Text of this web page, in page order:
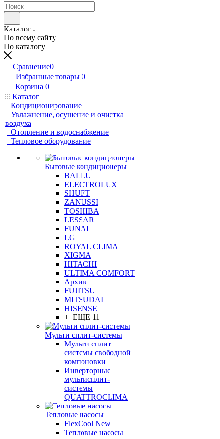
Каталог
По всему сайту
По каталогу
Сравнение0
Избранные товары 0
Корзина 0
Каталог
Кондиционирование
Увлажнение, осушение и очистка
воздуха
Отопление и водоснабжение
Тепловое оборудование
Бытовые кондиционеры
BALLU
ELECTROLUX
SHUFT
ZANUSSI
TOSHIBA
LESSAR
FUNAI
LG
ROYAL CLIMA
XIGMA
HITACHI
ULTIMA COMFORT
Архив
FUJITSU
MITSUDAI
HISENSE
+ ЕЩЕ 11
Мульти сплит-системы
Мульти сплит-
системы свободной
компоновки
Инверторные
мультисплит-
системы
QUATTROCLIMA
Тепловые насосы
FlexCool New
Тепловые насосы